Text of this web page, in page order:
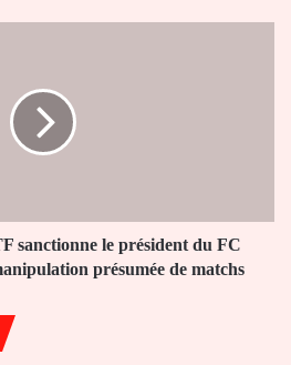
sanctionne le président du FC
présumée de matchs